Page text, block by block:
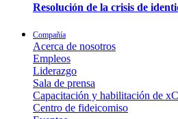
Resolución de la crisis de
Compañía
Acerca de nosotros
Empleos
Liderazgo
Sala de prensa
Capacitación y habilitación de
Centro de fideicomiso